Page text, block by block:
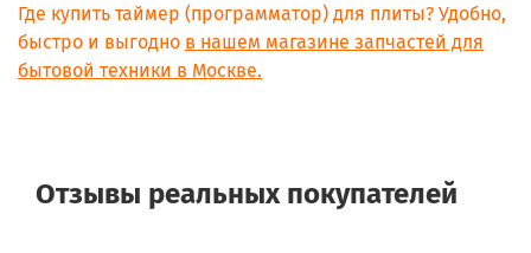
Где купить таймер (программатор) для плиты? Удобно,
быстро и выгодно в нашем магазине запчастей для
бытовой техники в Москве.
Отзывы реальных покупателей